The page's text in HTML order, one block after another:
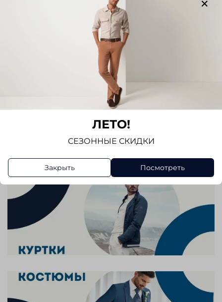
Отзывов еще никто не оставлял
ЛЕТО!
СЕЗОННЫЕ СКИДКИ
Закрыть Посмотреть